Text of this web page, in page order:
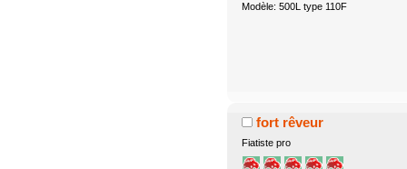
Modèle: 500L type 110F
fort rêveur
Fiatiste pro